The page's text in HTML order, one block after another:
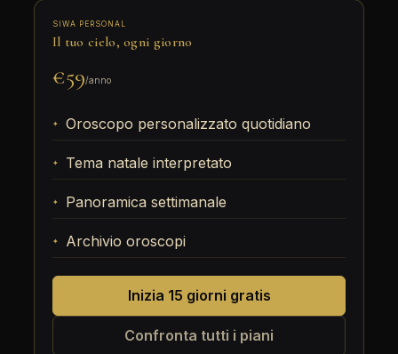
SIWA PERSONAL
Il tuo cielo, ogni giorno
€59/anno
Oroscopo personalizzato quotidiano
Tema natale interpretato
Panoramica settimanale
Archivio oroscopi
Inizia 15 giorni gratis
Confronta tutti i piani